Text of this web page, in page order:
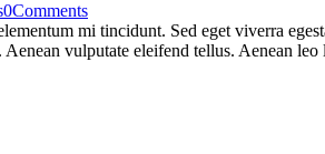
0Comments
mi tincidunt. Sed eget viverra
vulputate eleifend tellus. Aenean